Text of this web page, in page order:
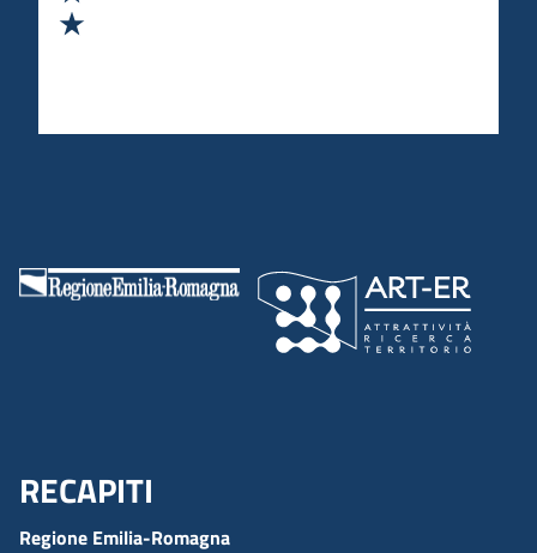
Menu Footer
RECAPITI
Regione Emilia-Romagna